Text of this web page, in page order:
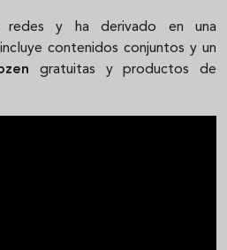
y ha derivado en una
contenidos conjuntos y un
gratuitas y productos de